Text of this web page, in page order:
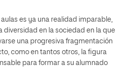
es ya una realidad imparable,
diversidad en la sociedad en la que
una progresiva fragmentación
como en tantos otros, la figura
para formar a su alumnado